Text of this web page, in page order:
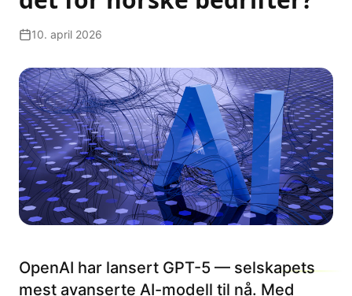
10. april 2026
OpenAI har lansert GPT-5 — selskapets
mest avanserte AI-modell til nå. Med